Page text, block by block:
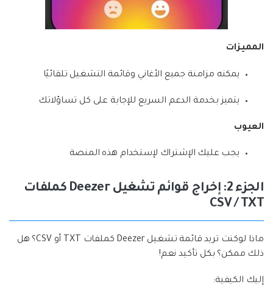
المميزات
يمكنه مزامنة جميع الأغاني وقائمة التشغيل تلقائيًا
يتميز بخدمة الدعم السريع للإجابة على كل تساؤلاتك
العيوب
يجب عليك الإشتراك لإستخدام هذه المنصة
الجزء 2: إخراج قوائم تشغيل Deezer كملفات
CSV / TXT
ماذا لوكنت تريد قائمة تشغيل Deezer كملفات TXT أو CSV؟ هل
ذلك ممكن؟ بكل تأكيد نعم!
إليك الكيفية: